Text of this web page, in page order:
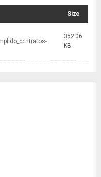
Size
352.06
KB